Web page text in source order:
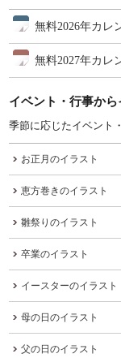
無料2026年カレ
無料2027年カレ
イベント・行事か
季節に応じたイベント
お正月のイラスト
恵方巻きのイラスト
雛祭りのイラスト
卒業のイラスト
イースターのイラスト
母の日のイラスト
父の日のイラスト